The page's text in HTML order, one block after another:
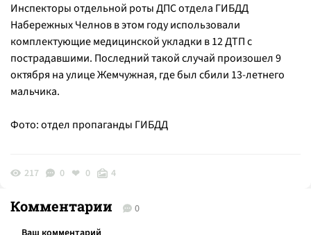
Инспекторы отдельной роты ДПС отдела ГИБДД
Набережных Челнов в этом году использовали
комплектующие медицинской укладки в 12 ДТП с
пострадавшими. Последний такой случай произошел 9
октября на улице Жемчужная, где был сбили 13-летнего
мальчика.
Фото: отдел пропаганды ГИБДД
217 0 0 4
Комментарии 0